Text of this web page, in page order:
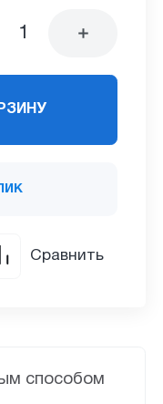
способом
Сравнить